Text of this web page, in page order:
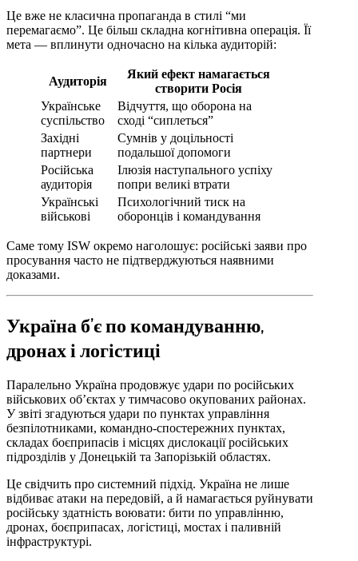
Це вже не класична пропаганда в стилі “ми
перемагаємо”. Це більш складна когнітивна операція. Її
мета — вплинути одночасно на кілька аудиторій:
Аудиторія
Який ефект намагається
створити Росія
Українське
суспільство
Відчуття, що оборона на
сході “сиплеться”
Західні
партнери
Сумнів у доцільності
подальшої допомоги
Російська
аудиторія
Ілюзія наступального успіху
попри великі втрати
Українські
військові
Психологічний тиск на
оборонців і командування
Саме тому ISW окремо наголошує: російські заяви про
просування часто не підтверджуються наявними
доказами.
Україна б’є по командуванню,
дронах і логістиці
Паралельно Україна продовжує удари по російських
військових об’єктах у тимчасово окупованих районах.
У звіті згадуються удари по пунктах управління
безпілотниками, командно-спостережних пунктах,
складах боєприпасів і місцях дислокації російських
підрозділів у Донецькій та Запорізькій областях.
Це свідчить про системний підхід. Україна не лише
відбиває атаки на передовій, а й намагається руйнувати
російську здатність воювати: бити по управлінню,
дронах, боєприпасах, логістиці, мостах і паливній
інфраструктурі.